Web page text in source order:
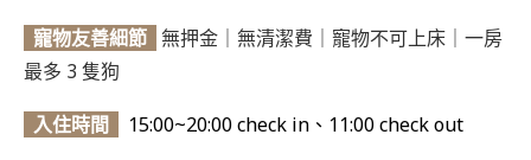
寵物友善細節 無押金｜無清潔費｜寵物不可上床｜一房
最多 3 隻狗
入住時間 15:00~20:00 check in、11:00 check out